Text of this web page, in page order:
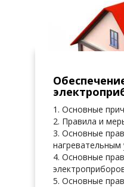
1. Основные
2. Правила и
3. Основные
нагревательным
4. Основные
5. Основные